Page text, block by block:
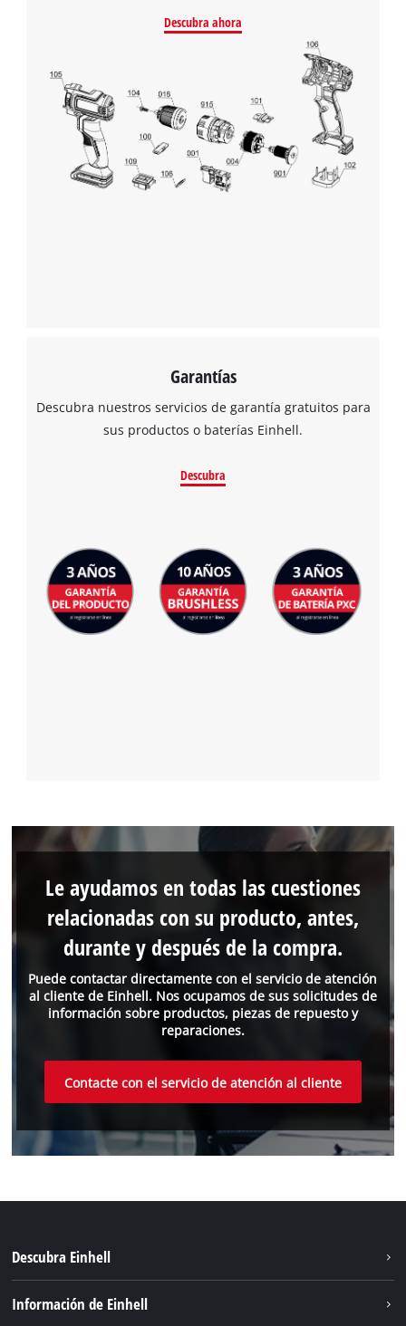
Descubra ahora
Garantías
Descubra nuestros servicios de garantía gratuitos para
sus productos o baterías Einhell.
Descubra
Puede contactar directamente con el servicio de atención
al cliente de Einhell. Nos ocupamos de sus solicitudes de
información sobre productos, piezas de repuesto y
reparaciones.
Le ayudamos en todas las cuestiones
relacionadas con su producto, antes,
durante y después de la compra.
Contacte con el servicio de atención al cliente
Descubra Einhell
Información de Einhell